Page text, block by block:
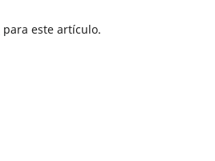
para este artículo.